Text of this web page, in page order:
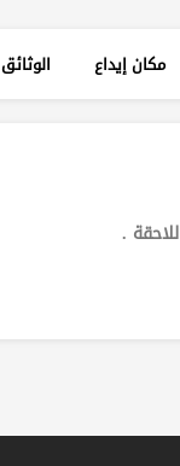
الوثائق مكان إيداع